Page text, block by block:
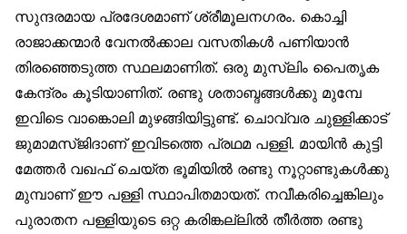
സുന്ദരമായ പ്രദേശമാണ് ശ്രീമൂലനഗരം. കൊച്ചി
രാജാക്കന്മാർ വേനൽക്കാല വസതികൾ പണിയാൻ
തിരഞ്ഞെടുത്ത സ്ഥലമാണിത്. ഒരു മുസ്‌ലിം പൈതൃക
കേന്ദ്രം കൂടിയാണിത്. രണ്ടു ശതാബ്ദങ്ങൾക്കു മുമ്പേ
ഇവിടെ വാങ്കൊലി മുഴങ്ങിയിട്ടുണ്ട്. ചൊവ്വര ചുള്ളിക്കാട്
ജുമാമസ്ജിദാണ് ഇവിടത്തെ പ്രഥമ പള്ളി. മായിൻ കുട്ടി
മേത്തർ വഖഫ് ചെയ്ത ഭൂമിയിൽ രണ്ടു നൂറ്റാണ്ടുകൾക്കു
മുമ്പാണ് ഈ പള്ളി സ്ഥാപിതമായത്. നവീകരിച്ചെങ്കിലും
പുരാതന പള്ളിയുടെ ഒറ്റ കരിങ്കല്ലിൽ തീർത്ത രണ്ടു